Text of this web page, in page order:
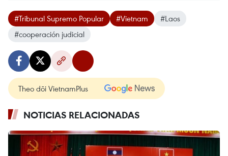
#Tribunal Supremo Popular #Vietnam
#Laos
#cooperación judicial
Theo dõi VietnamPlus
NOTICIAS RELACIONADAS